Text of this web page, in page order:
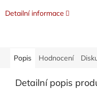
Detailní informace
Popis Hodnocení
Detailní popis